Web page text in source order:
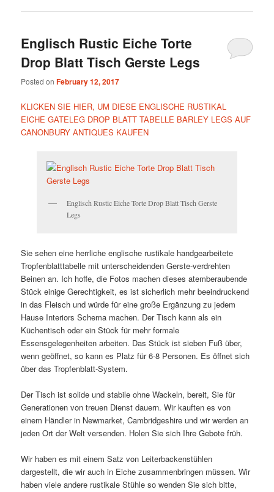
Englisch Rustic Eiche Torte
Drop Blatt Tisch Gerste Legs
Posted onFebruary 12, 2017
KLICKEN SIE HIER, UM DIESE ENGLISCHE RUSTIKAL
EICHE GATELEG DROP BLATT TABELLE BARLEY LEGS AUF
CANONBURY ANTIQUES KAUFEN
Englisch Rustic Eiche Torte Drop Blatt Tisch Gerste
Legs
Sie sehen eine herrliche englische rustikale handgearbeitete
Tropfenblatttabelle mit unterscheidenden Gerste-verdrehten
Beinen an. Ich hoffe, die Fotos machen dieses atemberaubende
Stück einige Gerechtigkeit, es ist sicherlich mehr beeindruckend
in das Fleisch und würde für eine große Ergänzung zu jedem
Hause Interiors Schema machen. Der Tisch kann als ein
Küchentisch oder ein Stück für mehr formale
Essensgelegenheiten arbeiten. Das Stück ist sieben Fuß über,
wenn geöffnet, so kann es Platz für 6-8 Personen. Es öffnet sich
über das Tropfenblatt-System.
Der Tisch ist solide und stabile ohne Wackeln, bereit, Sie für
Generationen von treuen Dienst dauern. Wir kauften es von
einem Händler in Newmarket, Cambridgeshire und wir werden an
jeden Ort der Welt versenden. Holen Sie sich Ihre Gebote früh.
Wir haben es mit einem Satz von Leiterbackenstühlen
dargestellt, die wir auch in Eiche zusammenbringen müssen. Wir
haben viele andere rustikale Stühle so wenden Sie sich bitte,